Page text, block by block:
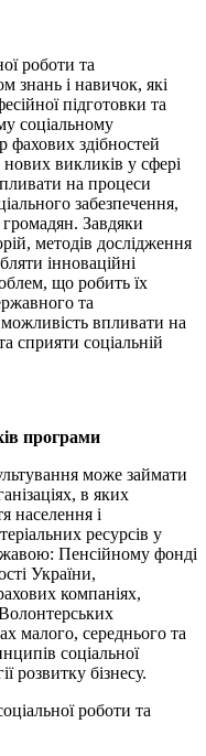
роботи та
знань і навичок, які
підготовки та
соціальному
фахових здібностей
викликів у сфері
на процеси
забезпечення,
громадян. Завдяки
методів дослідження
інноваційні
що робить їх
та
впливати на
сприяти соціальній
програми
може займати
в яких
населення і
ресурсів у
Пенсійному фонді
України,
компаніях,
малого, середнього та
соціальної
розвитку бізнесу.
роботи та